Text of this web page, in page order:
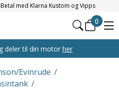
Betal med Klarna Kustom og Vipps
0
deler til din motor her
/
Evinrude
/